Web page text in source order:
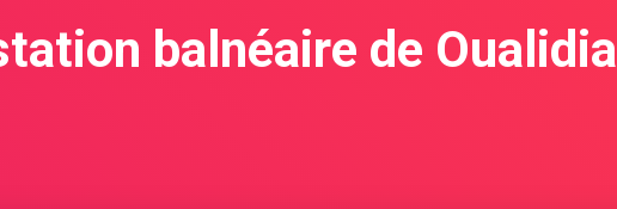
balnéaire de Oualidia